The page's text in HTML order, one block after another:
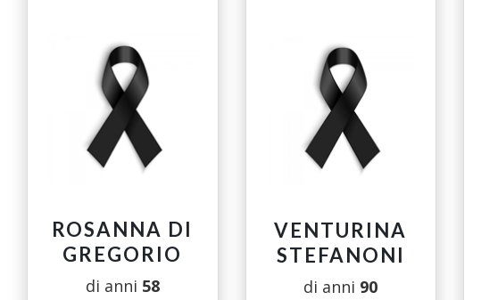
ROSANNA DI
GREGORIO
di anni 58
VENTURINA
STEFANONI
di anni 90